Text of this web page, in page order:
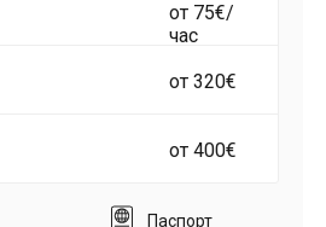
от 75€/
час
от 320€
от 400€
Паспорт